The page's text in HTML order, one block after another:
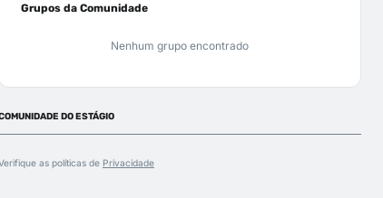
Grupos da Comunidade
Nenhum grupo encontrado
DO ESTÁGIO
as políticas de Privacidade